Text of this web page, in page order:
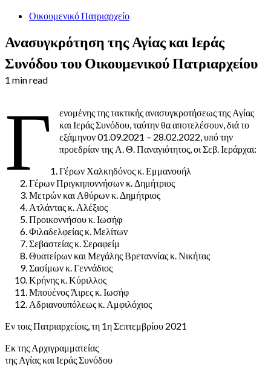
Οικουμενικό Πατριαρχείο
Ανασυγκρότηση της Αγίας και Ιεράς
Συνόδου του Οικουμενικού Πατριαρχείου
1 min read
Γ
ενομένης της τακτικής ανασυγκροτήσεως της Αγίας
και Ιεράς Συνόδου, ταύτην θα αποτελέσουν, διά το
εξάμηνον 01.09.2021 – 28.02.2022, υπό την
προεδρίαν της Α. Θ. Παναγιότητος, οι Σεβ. Ιεράρχαι:
Γέρων Χαλκηδόνος κ. Εμμανουήλ
Γέρων Πριγκηποννήσων κ. Δημήτριος
Μετρών και Αθύρων κ. Δημήτριος
Ατλάντας κ. Αλέξιος
Προικοννήσου κ. Ιωσήφ
Φιλαδελφείας κ. Μελίτων
Σεβαστείας κ. Σεραφείμ
Θυατείρων και Μεγάλης Βρεταννίας κ. Νικήτας
Σασίμων κ. Γεννάδιος
Κρήνης κ. Κύριλλος
Μπουένος Άιρες κ. Ιωσήφ
Αδριανουπόλεως κ. Αμφιλόχιος
Εν τοις Πατριαρχείοις, τη 1η Σεπτεμβρίου 2021
Εκ της Αρχιγραμματείας
της Αγίας και Ιεράς Συνόδου